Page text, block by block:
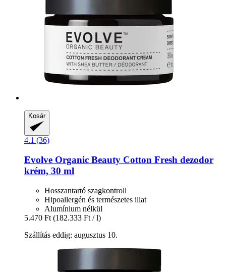
Kosár
4.1 (36)
Evolve Organic Beauty Cotton Fresh dezodor
krém, 30 ml
Hosszantartó szagkontroll
Hipoallergén és természetes illat
Alumínium nélkül
5.470 Ft (182.333 Ft / l)
Szállítás eddig: augusztus 10.